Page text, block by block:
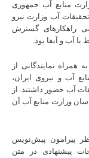
منابع آب جمهوری
۱۴۰۴ در موسسه تحقیقات آب وزارت نیرو
راهکارهای گسترش
آب و آبفا بود.
همراه نمایندگانی از
آب و نیروی ایران،
آب حضور داشتند. از
وزارت منابع آب آن
پیرامون پیش‌نویس
پیشنهادی در متن